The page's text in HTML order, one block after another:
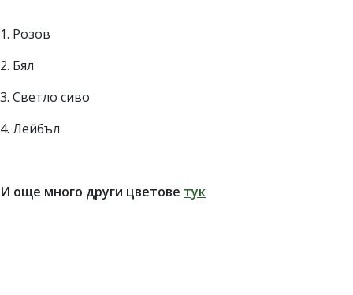
1. Розов
2. Бял
3. Светло сиво
4. Лейбъл
И още много други цветове тук